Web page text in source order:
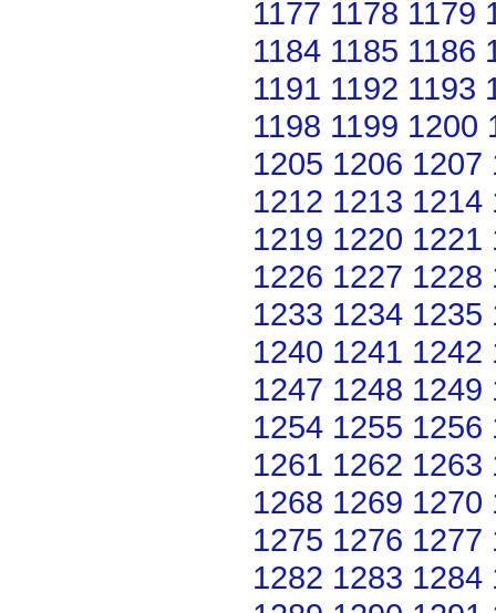
1177 1178 1179
1184 1185 1186
1191 1192 1193
1198 1199 1200
1205 1206 1207
1212 1213 1214
1219 1220 1221
1226 1227 1228
1233 1234 1235
1240 1241 1242
1247 1248 1249
1254 1255 1256
1261 1262 1263
1268 1269 1270
1275 1276 1277
1282 1283 1284